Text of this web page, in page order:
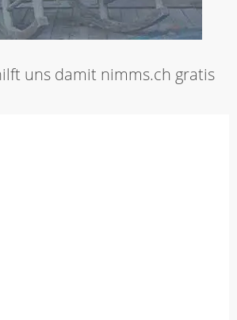
uns damit nimms.ch gratis